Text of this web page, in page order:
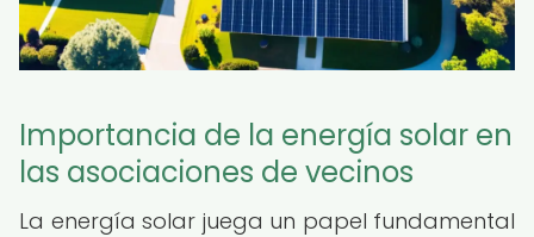
Importancia de la energía solar en
las asociaciones de vecinos
La energía solar juega un papel fundamental